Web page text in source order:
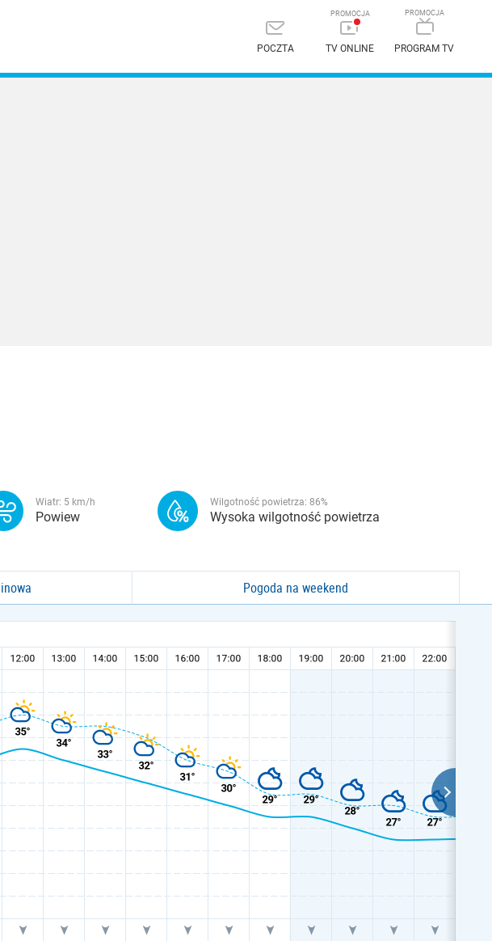
POCZTA TV ONLINE PROGRAM TV
Wiatr: 5 km/h
Powiew
Wilgotność powietrza: 86%
Wysoka wilgotność powietrza
Pogoda na weekend